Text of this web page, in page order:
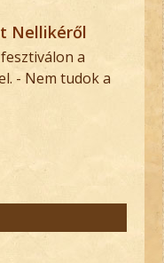
Nellikéről
a
- Nem tudok a